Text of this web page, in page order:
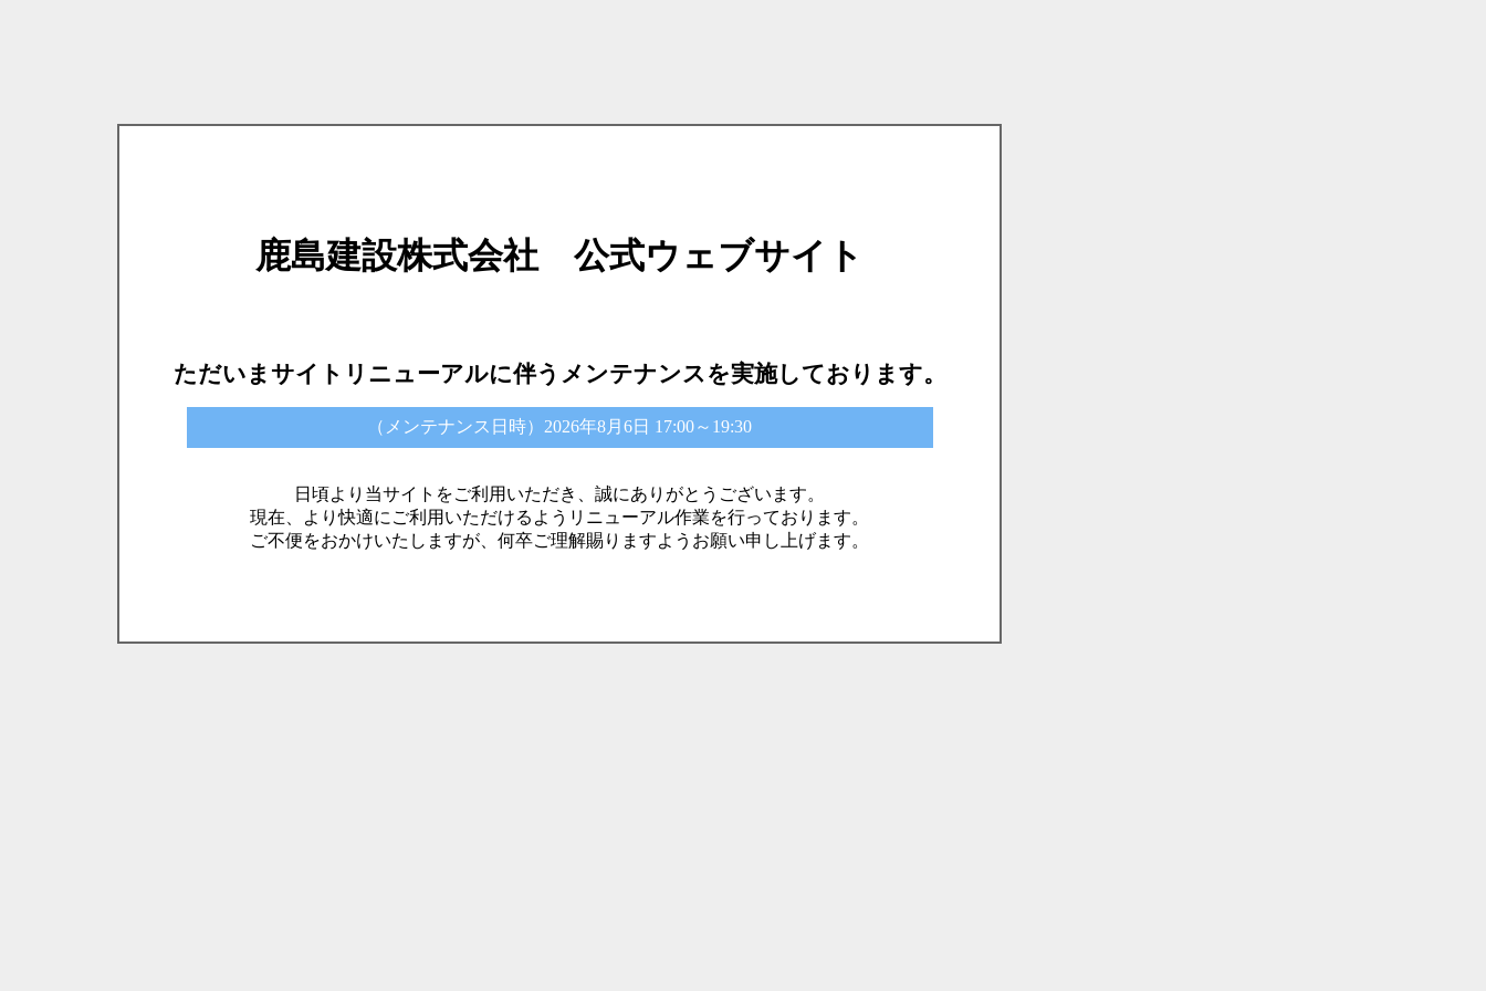
鹿島建設株式会社 公式ウェブサイト
ただいまサイトリニューアルに伴うメンテナンスを実施しております。
（メンテナンス日時）2026年8月6日 17:00～19:30
日頃より当サイトをご利用いただき、誠にありがとうございます。
現在、より快適にご利用いただけるようリニューアル作業を行っております。
ご不便をおかけいたしますが、何卒ご理解賜りますようお願い申し上げます。